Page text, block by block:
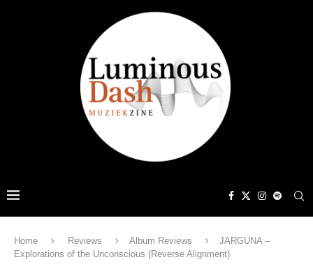
Home Reviews Album Reviews
JARGUNA –
Explorations of the Unconscious (Reverse Alignment)